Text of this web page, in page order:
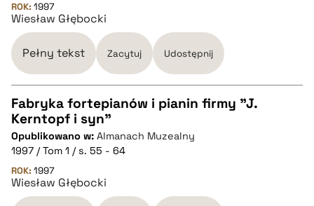
ROK: 1997
Wiesław Głębocki
Pełny tekst Zacytuj Udostępnij
CZYSTY TEKST
pobierz cytat
Fabryka fortepianów i pianin firmy "J.
Kerntopf i syn"
Opublikowano w: Almanach Muzealny
1997 / Tom 1 / s. 55 - 64
ROK: 1997
Wiesław Głębocki